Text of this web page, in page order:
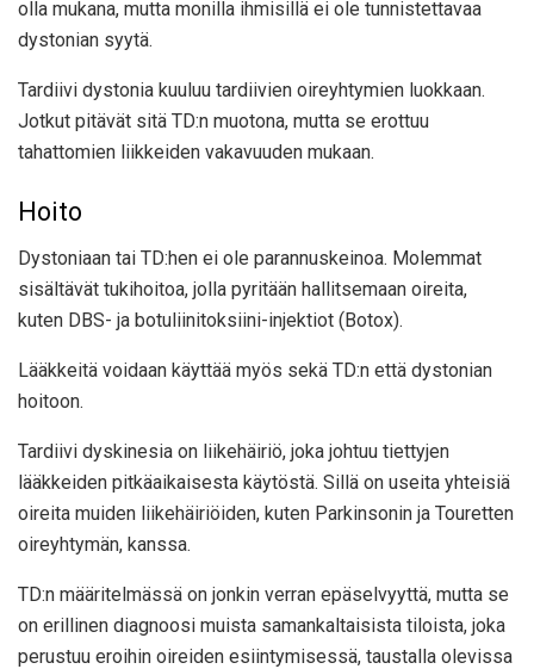
olla mukana, mutta monilla ihmisillä ei ole tunnistettavaa
dystonian syytä.
Tardiivi dystonia kuuluu tardiivien oireyhtymien luokkaan.
Jotkut pitävät sitä TD:n muotona, mutta se erottuu
tahattomien liikkeiden vakavuuden mukaan.
Hoito
Dystoniaan tai TD:hen ei ole parannuskeinoa. Molemmat
sisältävät tukihoitoa, jolla pyritään hallitsemaan oireita,
kuten DBS- ja botuliinitoksiini-injektiot (Botox).
Lääkkeitä voidaan käyttää myös sekä TD:n että dystonian
hoitoon.
Tardiivi dyskinesia on liikehäiriö, joka johtuu tiettyjen
lääkkeiden pitkäaikaisesta käytöstä. Sillä on useita yhteisiä
oireita muiden liikehäiriöiden, kuten Parkinsonin ja Touretten
oireyhtymän, kanssa.
TD:n määritelmässä on jonkin verran epäselvyyttä, mutta se
on erillinen diagnoosi muista samankaltaisista tiloista, joka
perustuu eroihin oireiden esiintymisessä, taustalla olevissa